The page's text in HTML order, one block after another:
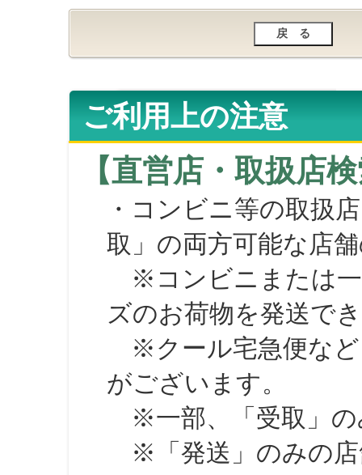
ご利用上の注意
【直営店・取扱店
・コンビニ等の取扱
取」の両方可能な店
※コンビニまたは一
ズのお荷物を発送で
※クール宅急便など
がございます。
※一部、「受取」の
※「発送」のみの店